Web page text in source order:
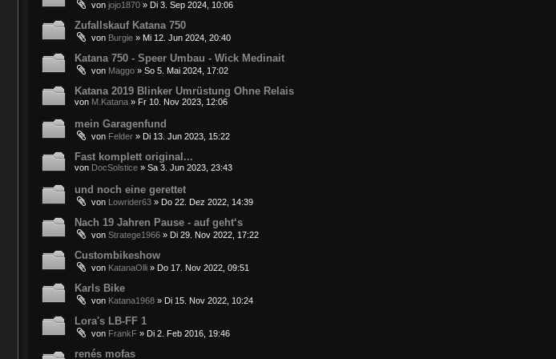
von jojo1870 » Di 3. Sep 2024, 10:06
Zufallskauf Katana 750
von Burgie » Mi 12. Jun 2024, 20:40
Katana 750 - Speer Umbau - Wick Medinait
von Maggo » So 5. Mai 2024, 17:02
Katana 2019 Blinker Umrüstung Ohne Relais
von M.Katana » Fr 10. Nov 2023, 12:06
mein Garagenfund
von Felder » Di 13. Jun 2023, 15:22
Fast komplett original...
von DocSolstice » Sa 3. Jun 2023, 23:43
und noch eine gerettet
von Lowrider63 » Do 22. Dez 2022, 14:39
Nach 19 Jahren Pause - auf geht‘s
von Stratege1966 » Di 29. Nov 2022, 17:22
Custombikeshow
von KatanaOlli » Do 17. Nov 2022, 09:51
Karls Bike
von Katana1968 » Di 15. Nov 2022, 10:24
Lora's LB-FF 1
von FrankF » Di 2. Feb 2016, 19:46
renés mofas